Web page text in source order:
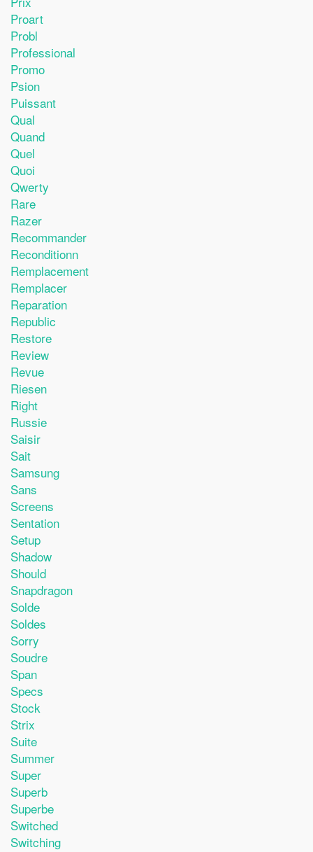
Proart
Probl
Professional
Promo
Psion
Puissant
Qual
Quand
Quel
Quoi
Qwerty
Rare
Razer
Recommander
Reconditionn
Remplacement
Remplacer
Reparation
Republic
Restore
Review
Revue
Riesen
Right
Russie
Saisir
Sait
Samsung
Sans
Screens
Sentation
Setup
Shadow
Should
Snapdragon
Solde
Soldes
Sorry
Soudre
Span
Specs
Stock
Strix
Suite
Summer
Super
Superb
Superbe
Switched
Switching